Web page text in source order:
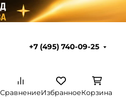
+7 (495) 740-09-25
СравнениеИзбранноеКорзина